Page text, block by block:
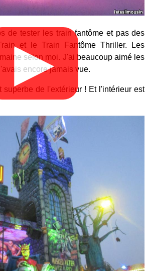
de tester les train fantôme et pas des
et le Train Fantôme Thriller. Les
selon moi. J'ai beaucoup aimé les
encore jamais vue.
superbe de l'extérieur ! Et l'intérieur est